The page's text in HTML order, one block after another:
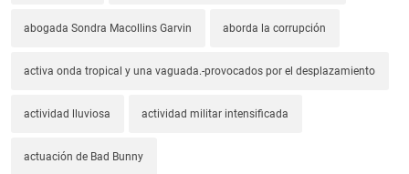
abogada Sondra Macollins Garvin aborda la corrupción
activa onda tropical y una vaguada.-provocados por el desplazamiento
actividad lluviosa actividad militar intensificada
actuación de Bad Bunny